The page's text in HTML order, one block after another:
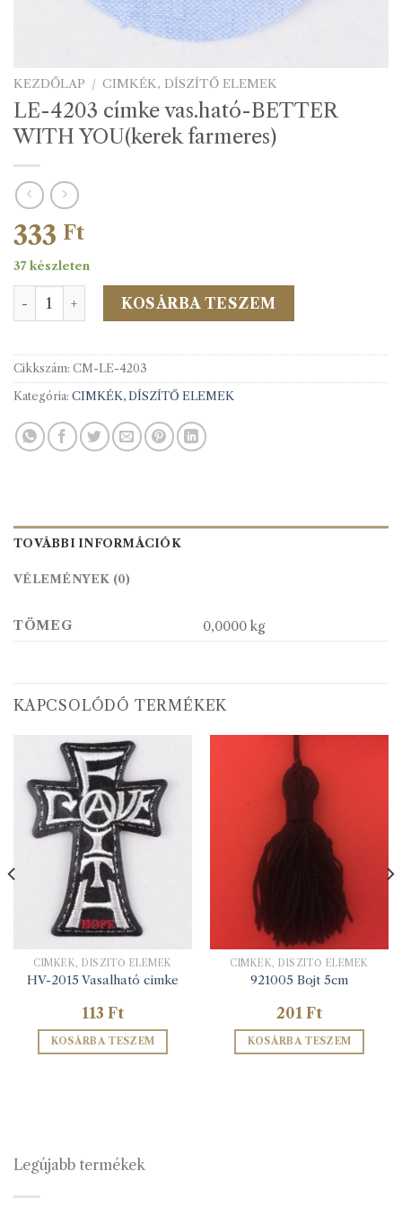
KEZDŐLAP / CIMKÉK, DÍSZÍTŐ ELEMEK
LE-4203 címke vas.ható-BETTER
WITH YOU(kerek farmeres)
333 Ft
37 készleten
LE-4203 címke vas.ható-BETTER WITH YOU(kerek
KOSÁRBA TESZEM
Cikkszám: CM-LE-4203
Kategória: CIMKÉK, DÍSZÍTŐ ELEMEK
TOVÁBBI INFORMÁCIÓK
VÉLEMÉNYEK (0)
TÖMEG 0,0000 kg
KAPCSOLÓDÓ TERMÉKEK
CIMKÉK, DÍSZÍTŐ ELEMEK
HV-2015 Vasalható cimke
113 Ft
KOSÁRBA TESZEM
CIMKÉK, DÍSZÍTŐ ELEMEK
921005 Bojt 5cm
201 Ft
KOSÁRBA TESZEM
Legújabb termékek